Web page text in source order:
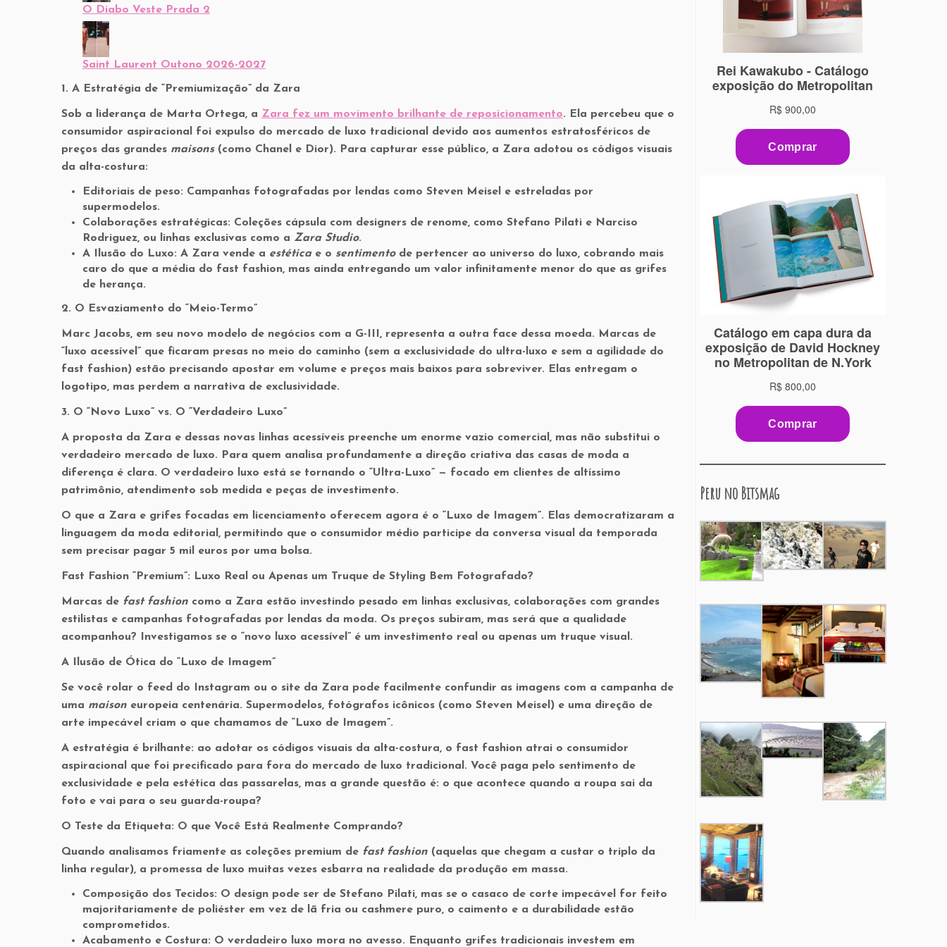
O Diabo Veste Prada 2
Saint Laurent Outono 2026-2027
1. A Estratégia de “Premiumização” da Zara
Sob a liderança de Marta Ortega, a Zara fez um movimento brilhante de reposicionamento. Ela percebeu que o
consumidor aspiracional foi expulso do mercado de luxo tradicional devido aos aumentos estratosféricos de
preços das grandes maisons(como Chanel e Dior). Para capturar esse público, a Zara adotou os códigos visuais
da alta-costura:
Editoriais de peso: Campanhas fotografadas por lendas como Steven Meisel e estreladas por
supermodelos.
Colaborações estratégicas: Coleções cápsula com designers de renome, como Stefano Pilati e Narciso
Rodriguez, ou linhas exclusivas como a Zara Studio.
A Ilusão do Luxo: A Zara vende a estéticae o sentimentode pertencer ao universo do luxo, cobrando mais
caro do que a média do fast fashion, mas ainda entregando um valor infinitamente menor do que as grifes
de herança.
2. O Esvaziamento do “Meio-Termo”
Marc Jacobs, em seu novo modelo de negócios com a G-III, representa a outra face dessa moeda. Marcas de
“luxo acessível” que ficaram presas no meio do caminho (sem a exclusividade do ultra-luxo e sem a agilidade do
fast fashion) estão precisando apostar em volume e preços mais baixos para sobreviver. Elas entregam o
logotipo, mas perdem a narrativa de exclusividade.
3. O “Novo Luxo” vs. O “Verdadeiro Luxo”
A proposta da Zara e dessas novas linhas acessíveis preenche um enorme vazio comercial, mas não substitui o
verdadeiro mercado de luxo. Para quem analisa profundamente a direção criativa das casas de moda a
diferença é clara. O verdadeiro luxo está se tornando o “Ultra-Luxo” — focado em clientes de altíssimo
patrimônio, atendimento sob medida e peças de investimento.
O que a Zara e grifes focadas em licenciamento oferecem agora é o “Luxo de Imagem”. Elas democratizaram a
linguagem da moda editorial, permitindo que o consumidor médio participe da conversa visual da temporada
sem precisar pagar 5 mil euros por uma bolsa.
Fast Fashion “Premium”: Luxo Real ou Apenas um Truque de Styling Bem Fotografado?
Marcas de fast fashion como a Zara estão investindo pesado em linhas exclusivas, colaborações com grandes
estilistas e campanhas fotografadas por lendas da moda. Os preços subiram, mas será que a qualidade
acompanhou? Investigamos se o “novo luxo acessível” é um investimento real ou apenas um truque visual.
A Ilusão de Ótica do “Luxo de Imagem”
Se você rolar o feed do Instagram ou o site da Zara pode facilmente confundir as imagens com a campanha de
uma maison europeia centenária. Supermodelos, fotógrafos icônicos (como Steven Meisel) e uma direção de
arte impecável criam o que chamamos de “Luxo de Imagem”.
A estratégia é brilhante: ao adotar os códigos visuais da alta-costura, o fast fashion atrai o consumidor
aspiracional que foi precificado para fora do mercado de luxo tradicional. Você paga pelo sentimento de
exclusividade e pela estética das passarelas, mas a grande questão é: o que acontece quando a roupa sai da
foto e vai para o seu guarda-roupa?
O Teste da Etiqueta: O que Você Está Realmente Comprando?
Quando analisamos friamente as coleções premium de fast fashion (aquelas que chegam a custar o triplo da
linha regular), a promessa de luxo muitas vezes esbarra na realidade da produção em massa.
Composição dos Tecidos: O design pode ser de Stefano Pilati, mas se o casaco de corte impecável for feito
majoritariamente de poliéster em vez de lã fria ou cashmere puro, o caimento e a durabilidade estão
comprometidos.
Acabamento e Costura: O verdadeiro luxo mora no avesso. Enquanto grifes tradicionais investem em
Peru no Bitsmag